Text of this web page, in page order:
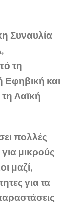
Συναυλία
τη
Εφηβική και
Λαϊκή
πολλές
μικρούς
μαζί,
για τα